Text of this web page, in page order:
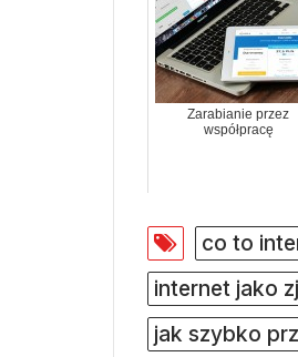
Zarabianie przez
współpracę
co to
internet jako
jak szybko